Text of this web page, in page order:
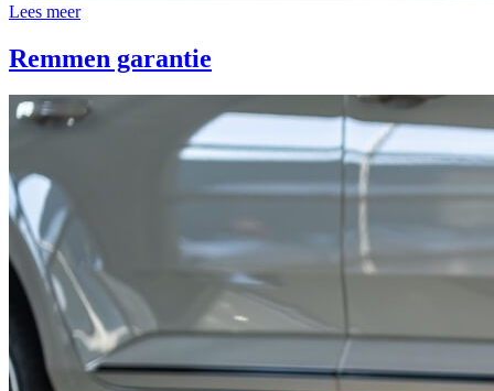
Lees meer
Remmen garantie